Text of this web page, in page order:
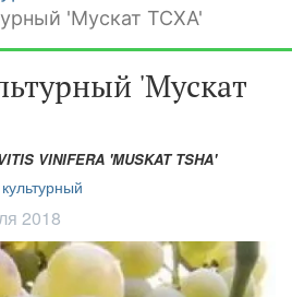
'Мускат ТСХА'
'Мускат
VINIFERA 'MUSKAT TSHA'
2018